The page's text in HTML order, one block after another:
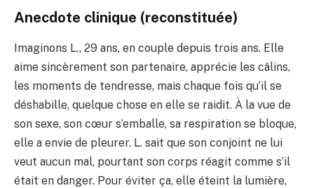
Anecdote clinique (reconstituée)
Imaginons L., 29 ans, en couple depuis trois ans. Elle
aime sincèrement son partenaire, apprécie les câlins,
les moments de tendresse, mais chaque fois qu’il se
déshabille, quelque chose en elle se raidit. À la vue de
son sexe, son cœur s’emballe, sa respiration se bloque,
elle a envie de pleurer. L. sait que son conjoint ne lui
veut aucun mal, pourtant son corps réagit comme s’il
était en danger. Pour éviter ça, elle éteint la lumière,